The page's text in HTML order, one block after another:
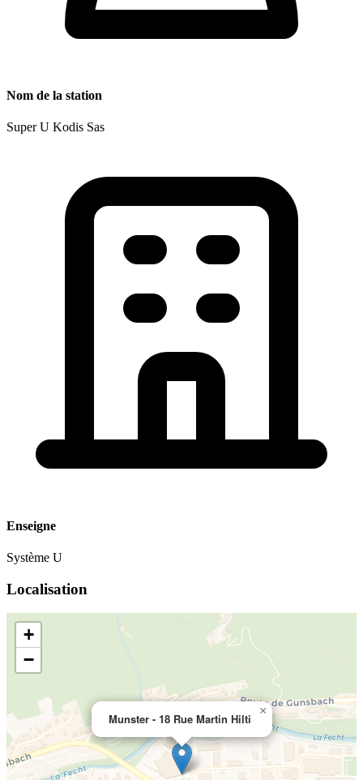
Nom de la station
Super U Kodis Sas
Enseigne
Système U
Localisation
Munster - 18 Rue Martin Hilti
×
+
−